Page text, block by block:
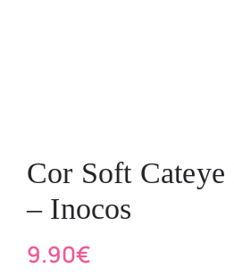
Cor Soft Cateye
– Inocos
9.90€